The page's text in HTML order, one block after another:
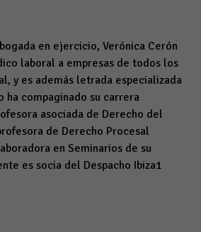
en ejercicio, Verónica Cerón
laboral a empresas de todos los
y es además letrada especializada
compaginado su carrera
asociada de Derecho del
de Derecho Procesal
en Seminarios de su
es socia del Despacho Ibiza1